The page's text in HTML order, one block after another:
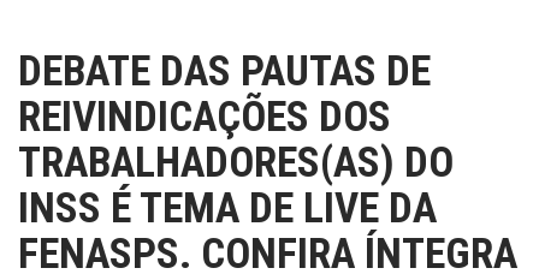
DEBATE DAS PAUTAS DE
REIVINDICAÇÕES DOS
TRABALHADORES(AS) DO
INSS É TEMA DE LIVE DA
FENASPS. CONFIRA ÍNTEGRA